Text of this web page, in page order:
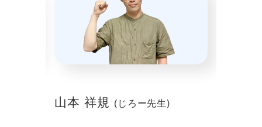
山本 祥規 (じろー先生)